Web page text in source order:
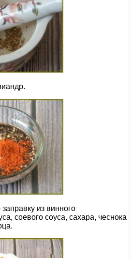
из винного
соевого соуса, сахара, чеснока